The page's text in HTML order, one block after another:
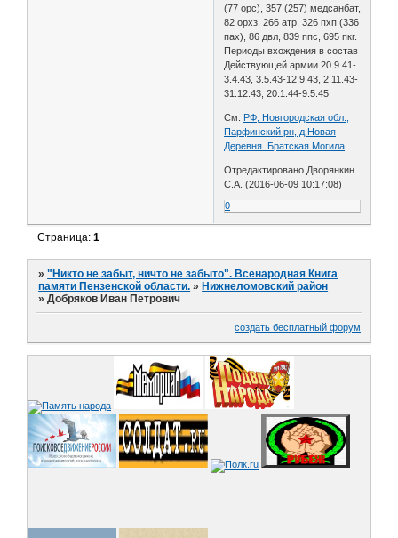
(77 орс), 357 (257) медсанбат,
82 орхз, 266 атр, 326 пхп (336
пах), 86 двл, 839 ппс, 695 пкг.
Периоды вхождения в состав
Действующей армии 20.9.41-
3.4.43, 3.5.43-12.9.43, 2.11.43-
31.12.43, 20.1.44-9.5.45
См. РФ, Новгородская обл.,
Парфинский рн, д.Новая
Деревня. Братская Могила
Отредактировано Дворянкин
С.А. (2016-06-09 10:17:08)
0
Страница:1
»"Никто не забыт, ничто не забыто". Всенародная Книга
памяти Пензенской области. » Нижнеломовский район
»Добряков Иван Петрович
создать бесплатный форум